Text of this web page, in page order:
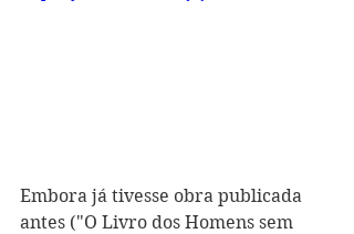
Embora já tivesse obra publicada
antes ("O Livro dos Homens sem